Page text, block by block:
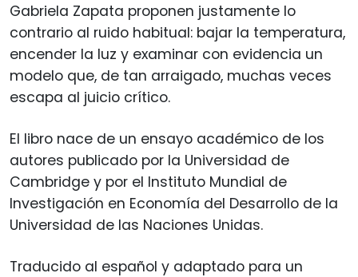
Gabriela Zapata proponen justamente lo
contrario al ruido habitual: bajar la temperatura,
encender la luz y examinar con evidencia un
modelo que, de tan arraigado, muchas veces
escapa al juicio crítico.
El libro nace de un ensayo académico de los
autores publicado por la Universidad de
Cambridge y por el Instituto Mundial de
Investigación en Economía del Desarrollo de la
Universidad de las Naciones Unidas.
Traducido al español y adaptado para un